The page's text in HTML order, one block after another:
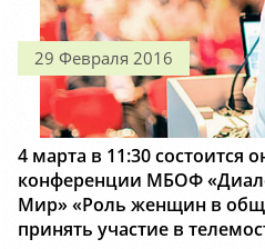
29 Февраля 2016
4 марта в 11:30 состоится
конференции МБОФ
Мир» «Роль женщин в
принять участие в